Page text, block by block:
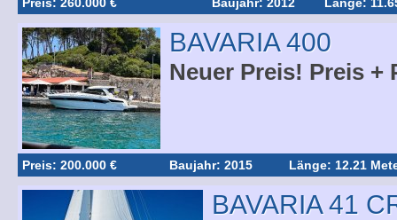
BAVARIA 400
Neuer Preis! Preis +
Preis: 200.000 € Baujahr: 2015 Länge: 12.21
BAVARIA 41